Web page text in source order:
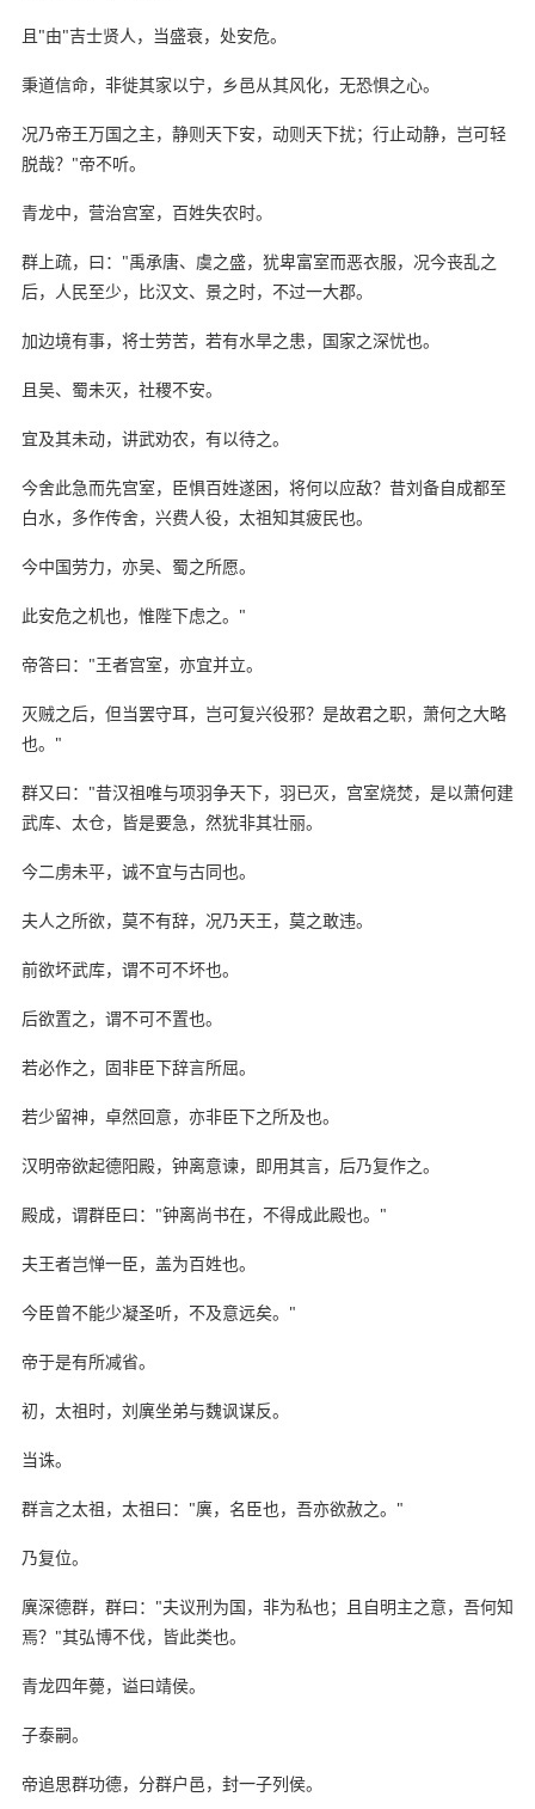
且"由"吉士贤人，当盛衰，处安危。
秉道信命，非徙其家以宁，乡邑从其风化，无恐惧之心。
况乃帝王万国之主，静则天下安，动则天下扰；行止动静，岂可轻
脱哉？"帝不听。
青龙中，营治宫室，百姓失农时。
群上疏，曰："禹承唐、虞之盛，犹卑富室而恶衣服，况今丧乱之
后，人民至少，比汉文、景之时，不过一大郡。
加边境有事，将士劳苦，若有水旱之患，国家之深忧也。
且吴、蜀未灭，社稷不安。
宜及其未动，讲武劝农，有以待之。
今舍此急而先宫室，臣惧百姓遂困，将何以应敌？昔刘备自成都至
白水，多作传舍，兴费人役，太祖知其疲民也。
今中国劳力，亦吴、蜀之所愿。
此安危之机也，惟陛下虑之。"
帝答曰："王者宫室，亦宜并立。
灭贼之后，但当罢守耳，岂可复兴役邪？是故君之职，萧何之大略
也。"
群又曰："昔汉祖唯与项羽争天下，羽已灭，宫室烧焚，是以萧何建
武库、太仓，皆是要急，然犹非其壮丽。
今二虏未平，诚不宜与古同也。
夫人之所欲，莫不有辞，况乃天王，莫之敢违。
前欲坏武库，谓不可不坏也。
后欲置之，谓不可不置也。
若必作之，固非臣下辞言所屈。
若少留神，卓然回意，亦非臣下之所及也。
汉明帝欲起德阳殿，钟离意谏，即用其言，后乃复作之。
殿成，谓群臣曰："钟离尚书在，不得成此殿也。"
夫王者岂惮一臣，盖为百姓也。
今臣曾不能少凝圣听，不及意远矣。"
帝于是有所减省。
初，太祖时，刘廙坐弟与魏讽谋反。
当诛。
群言之太祖，太祖曰："廙，名臣也，吾亦欲赦之。"
乃复位。
廙深德群，群曰："夫议刑为国，非为私也；且自明主之意，吾何知
焉？"其弘博不伐，皆此类也。
青龙四年薨，谥曰靖侯。
子泰嗣。
帝追思群功德，分群户邑，封一子列侯。